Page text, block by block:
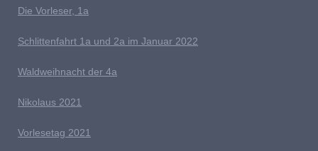
Die Vorleser, 1a
Schlittenfahrt 1a und 2a im Januar 2022
Waldweihnacht der 4a
Nikolaus 2021
Vorlesetag 2021